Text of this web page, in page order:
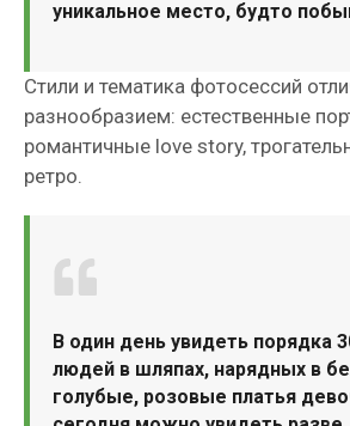
уникальное место, будто
Стили и тематика фотосессий
разнообразием: естественные
романтичные love story,
ретро.
В один день увидеть порядка
людей в шляпах, нарядных в
голубые, розовые платья